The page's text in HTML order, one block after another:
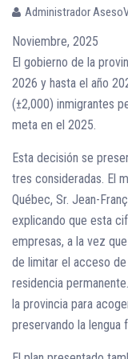
Administrador
Noviembre, 2025
El gobierno de la
2026 y hasta el año
(±2,000) inmigrantes
meta en el 2025.
Esta decisión se
tres consideradas. El
Québec, Sr. Jean-
explicando que esta
empresas, a la vez
de limitar el acceso
residencia
la provincia para
preservando la lengua